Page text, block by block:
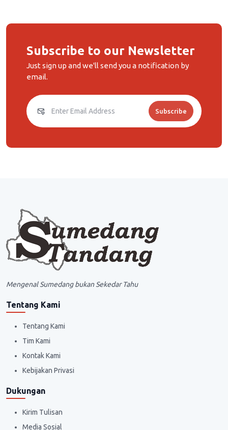
Subscribe to our Newsletter
Just sign up and we'll send you a notification by
email.
Subscribe
Mengenal Sumedang bukan Sekedar Tahu
Tentang Kami
Tentang Kami
Tim Kami
Kontak Kami
Kebijakan Privasi
Dukungan
Kirim Tulisan
Media Sosial